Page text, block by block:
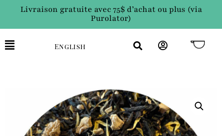
Livraison gratuite avec 75$ d’achat ou plus (via
Purolator)
English